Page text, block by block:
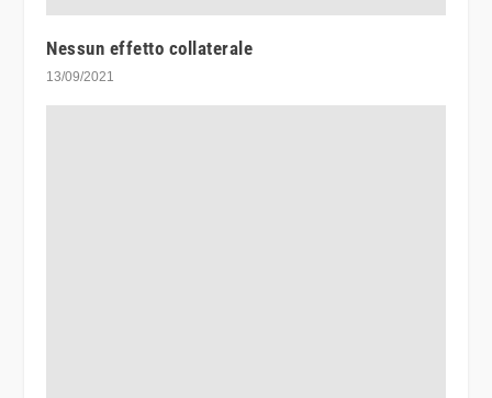
Nessun effetto collaterale
13/09/2021